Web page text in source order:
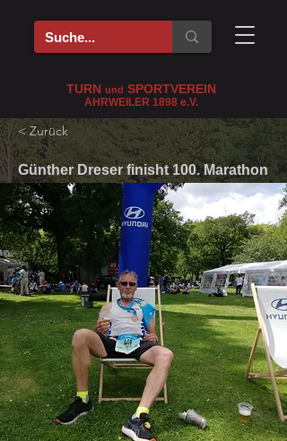
TURN und SPORTVEREIN
AHRWEILER 1898 e.V.
< Zurück
Günther Dreser finisht 100. Marathon